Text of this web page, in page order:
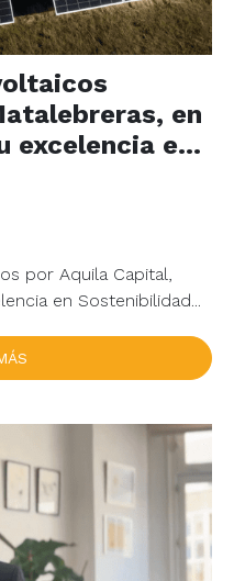
en
excelencia en
por Aquila Capital,
en Sostenibilidad...